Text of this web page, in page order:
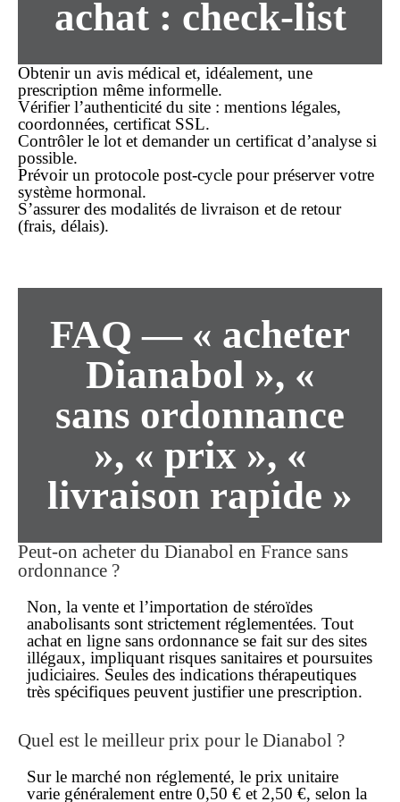
achat: check-list
Obtenir un avis médical et, idéalement, une
prescription même informelle.
Vérifier l’authenticité du site : mentions légales,
coordonnées, certificat SSL.
Contrôler le lot et demander un certificat d’analyse si
possible.
Prévoir un protocole post-cycle pour préserver votre
système hormonal.
S’assurer des modalités de livraison et de retour
(frais, délais).
FAQ — « acheter
Dianabol », «
sans ordonnance
», « prix », «
livraison rapide »
Peut-on acheter du Dianabol en France sans
ordonnance ?
Non, la vente et l’importation de stéroïdes
anabolisants sont strictement réglementées. Tout
achat en ligne sans ordonnance se fait sur des sites
illégaux, impliquant risques sanitaires et poursuites
judiciaires. Seules des indications thérapeutiques
très spécifiques peuvent justifier une prescription.
Quel est le meilleur prix pour le Dianabol ?
Sur le marché non réglementé, le prix unitaire
varie généralement entre 0,50 € et 2,50 €, selon la